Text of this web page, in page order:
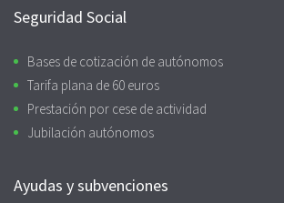
Seguridad Social
Bases de cotización de autónomos
Tarifa plana de 60 euros
Prestación por cese de actividad
Jubilación autónomos
Ayudas y subvenciones